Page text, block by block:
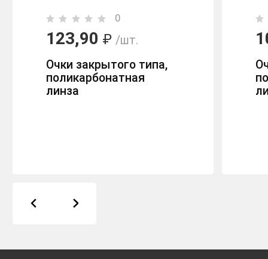
0
123,90 ₽ /шт.
Очки закрытого типа,
поликарбонатная
линза